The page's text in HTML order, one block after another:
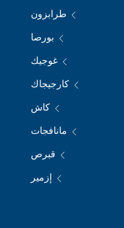
طرابزون
بورصا
غوجيك
كارجيجاك
كاش
مانافجات
قبرص
إزمير